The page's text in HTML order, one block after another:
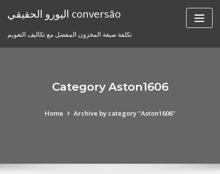
اليورو الحقيقي conversão
تكلفة صيغة المخزون المفضل مع تكاليف التعويم
Category Aston1606
Home Archive by category "Aston1606"